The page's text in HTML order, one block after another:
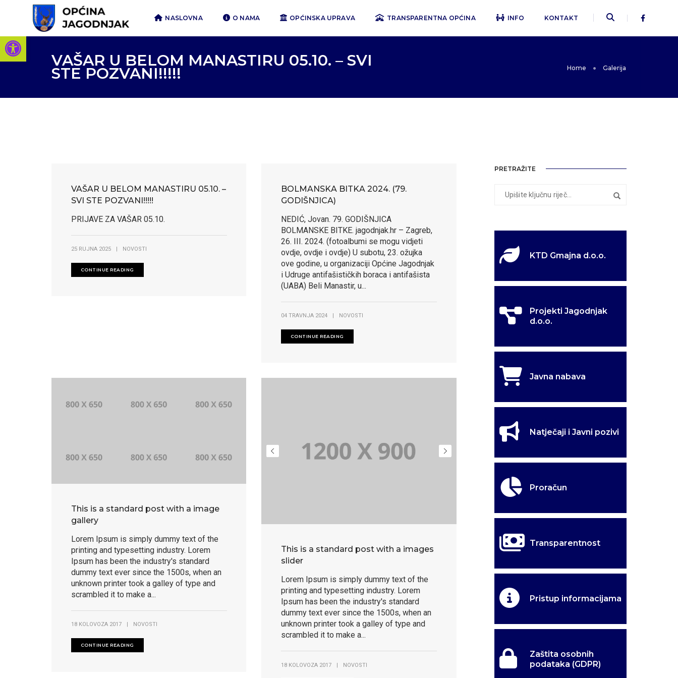
Open toolbar
NASLOVNA O NAMA OPĆINSKA UPRAVA TRANSPARENTNA OPĆINA INFO KONTAKT
VAŠAR U BELOM MANASTIRU 05.10. – SVI
STE POZVANI!!!!! Home Galerija
VAŠAR U BELOM MANASTIRU 05.10. –
SVI STE POZVANI!!!!!
PRIJAVE ZA VAŠAR 05.10.
25 RUJNA 2025 | NOVOSTI
CONTINUE READING
BOLMANSKA BITKA 2024. (79.
GODIŠNJICA)
NEDIĆ, Jovan. 79. GODIŠNJICA
BOLMANSKE BITKE. jagodnjak.hr – Zagreb,
26. III. 2024. (fotoalbumi se mogu vidjeti
ovdje, ovdje i ovdje) U subotu, 23. ožujka
ove godine, u organizaciji Općine Jagodnjak
i Udruge antifašističkih boraca i antifašista
(UABA) Beli Manastir, u...
04 TRAVNJA 2024 | NOVOSTI
CONTINUE READING
This is a standard post with a image
gallery
Lorem Ipsum is simply dummy text of the
printing and typesetting industry. Lorem
Ipsum has been the industry's standard
dummy text ever since the 1500s, when an
unknown printer took a galley of type and
scrambled it to make a...
18 KOLOVOZA 2017 NOVOSTI
CONTINUE READING
This is a standard post with a images
slider
Lorem Ipsum is simply dummy text of the
printing and typesetting industry. Lorem
Ipsum has been the industry's standard
dummy text ever since the 1500s, when an
unknown printer took a galley of type and
scrambled it to make a...
18 KOLOVOZA 2017 | NOVOSTI
PRETRAŽITE
KTD Gmajna d.o.o.
Projekti Jagodnjak
d.o.o.
Javna nabava
Natječaji i Javni pozivi
Proračun
Transparentnost
Pristup informacijama
Zaštita osobnih
podataka (GDPR)